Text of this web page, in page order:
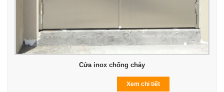
Cửa inox chống cháy
Xem chi tiết